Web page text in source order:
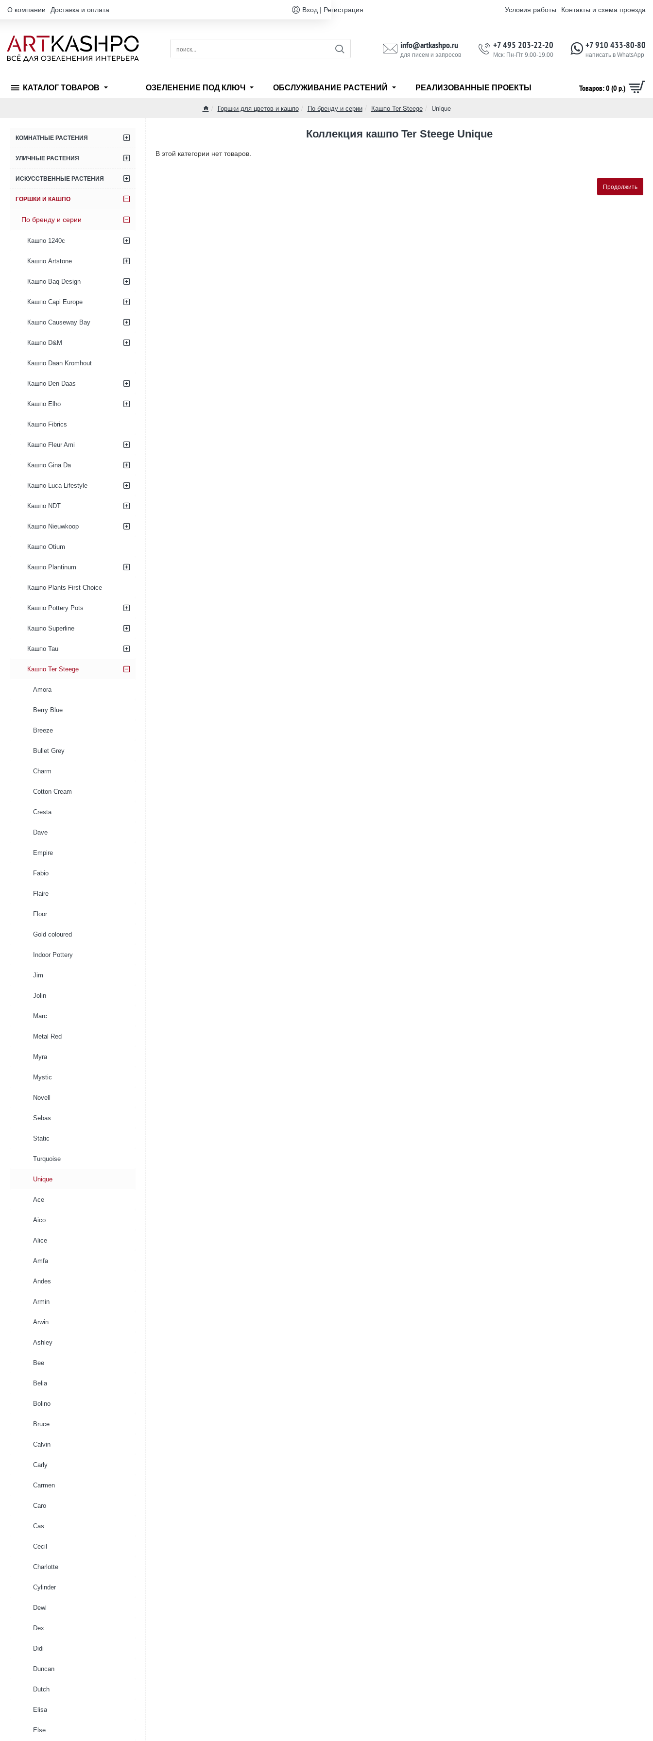
О компании Доставка и оплата Вход | Регистрация Условия работы Контакты и схема проезда
поиск...
info@artkashpo.ru
для писем и запросов
+7 495 203-22-20
Мск: Пн-Пт 9.00-19.00
+7 910 433-80-80
написать в WhatsApp
КАТАЛОГ ТОВАРОВ ОЗЕЛЕНЕНИЕ ПОД КЛЮЧ ОБСЛУЖИВАНИЕ РАСТЕНИЙ РЕАЛИЗОВАННЫЕ ПРОЕКТЫ Товаров: 0 (0 р.)
Горшки для цветов и кашпо По бренду и серии Кашпо Ter Steege Unique
КОМНАТНЫЕ РАСТЕНИЯ
УЛИЧНЫЕ РАСТЕНИЯ
ИСКУССТВЕННЫЕ РАСТЕНИЯ
ГОРШКИ И КАШПО
По бренду и серии
Кашпо 1240c
Кашпо Artstone
Кашпо Baq Design
Кашпо Capi Europe
Кашпо Causeway Bay
Кашпо D&M
Кашпо Daan Kromhout
Кашпо Den Daas
Кашпо Elho
Кашпо Fibrics
Кашпо Fleur Ami
Кашпо Gina Da
Кашпо Luca Lifestyle
Кашпо NDT
Кашпо Nieuwkoop
Кашпо Otium
Кашпо Plantinum
Кашпо Plants First Choice
Кашпо Pottery Pots
Кашпо Superline
Кашпо Tau
Кашпо Ter Steege
Amora
Berry Blue
Breeze
Bullet Grey
Charm
Cotton Cream
Cresta
Dave
Empire
Fabio
Flaire
Floor
Gold coloured
Indoor Pottery
Jim
Jolin
Marc
Metal Red
Myra
Mystic
Novell
Sebas
Static
Turquoise
Unique
Ace
Aico
Alice
Amfa
Andes
Armin
Arwin
Ashley
Bee
Belia
Bolino
Bruce
Calvin
Carly
Carmen
Caro
Cas
Cecil
Charlotte
Cylinder
Dewi
Dex
Didi
Duncan
Dutch
Elisa
Else
Коллекция кашпо Ter Steege Unique
В этой категории нет товаров.
Продолжить